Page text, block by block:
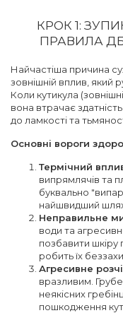
КРОК 1:
ПРАВИЛА
Найчастіша причина
зовнішній вплив, який
Коли кутикула
вона втрачає
до ламкості та
Основні вороги
Термічний
випрямлячів та
буквально
найшвидший
Неправильне
води та
позбавити
робить їх
Агресивне
вразливим.
неякісних
пошкодження